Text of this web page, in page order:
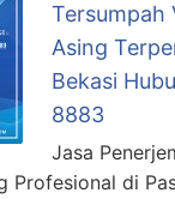
Tersumpah
Asing
Bekasi
8883
Jasa
Profesional di